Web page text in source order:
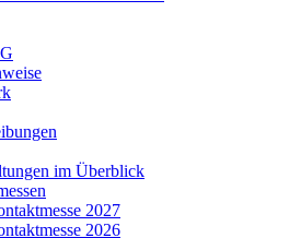
im Überblick
2027
2026